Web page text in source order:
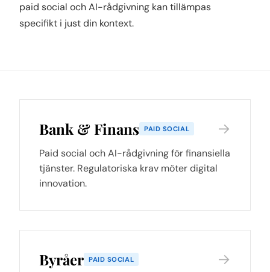
paid social och AI-rådgivning kan tillämpas
specifikt i just din kontext.
Bank & Finans PAID SOCIAL
Paid social och AI-rådgivning för finansiella
tjänster. Regulatoriska krav möter digital
innovation.
→
Byråer PAID SOCIAL →